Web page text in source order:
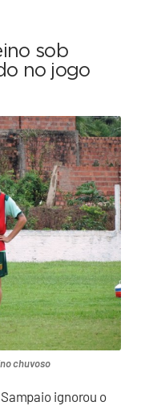
sob
no jogo
chuvoso
ignorou o